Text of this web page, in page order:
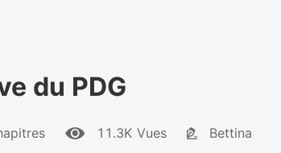
du PDG
11.3K Vues Bettina